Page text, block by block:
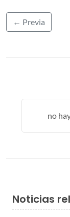
← Previa
no
Noticias